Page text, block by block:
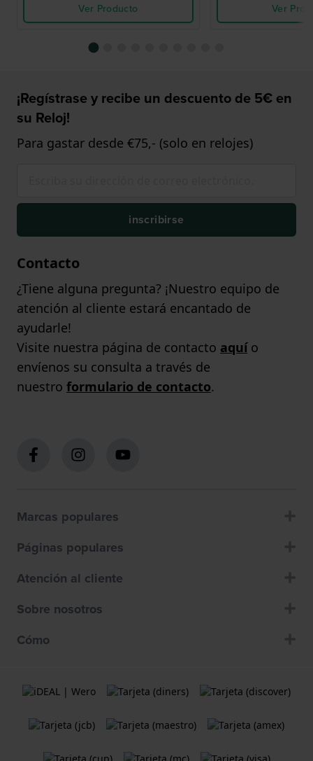
Ver Producto
Ver
¡Regístrase y recibe un descuento de 5€ en
su Reloj!
Para gastar desde €75,- (solo en relojes)
inscribirse
Contacto
¿Tiene alguna pregunta? ¡Nuestro equipo de
atención al cliente estará encantado de
ayudarle!
Visite nuestra página de contacto aquío
envíenos su consulta a través de
nuestro formulario de contacto.
Marcas populares
Páginas populares
Atención al cliente
Sobre nosotros
Cómo